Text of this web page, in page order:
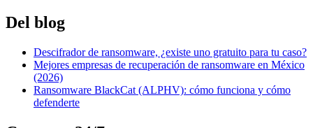
Del blog
Descifrador de ransomware, ¿existe uno gratuito para tu caso?
Mejores empresas de recuperación de ransomware en México
(2026)
Ransomware BlackCat (ALPHV): cómo funciona y cómo
defenderte